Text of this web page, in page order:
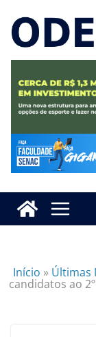
Início » Últimas
candidatos ao